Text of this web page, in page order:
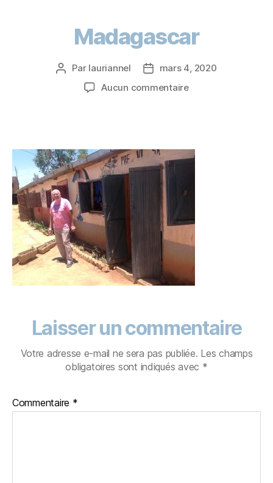
Madagascar
Par lauriannel
mars 4, 2020
Aucun commentaire
Laisser un commentaire
Votre adresse e-mail ne sera pas publiée. Les champs
obligatoires sont indiqués avec *
Commentaire *